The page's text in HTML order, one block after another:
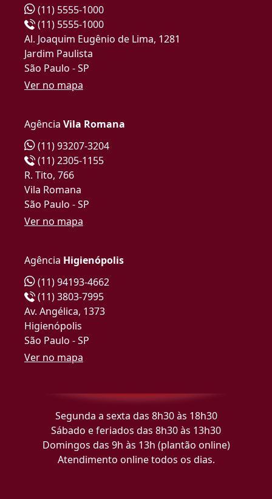
(11) 5555-1000
(11) 5555-1000
Al. Joaquim Eugênio de Lima, 1281
Jardim Paulista
São Paulo - SP
Ver no mapa
Agência Vila Romana
(11) 93207-3204
(11) 2305-1155
R. Tito, 766
Vila Romana
São Paulo - SP
Ver no mapa
Agência Higienópolis
(11) 94193-4662
(11) 3803-7995
Av. Angélica, 1373
Higienópolis
São Paulo - SP
Ver no mapa
Segunda a sexta das 8h30 às 18h30
Sábado e feriados das 8h30 às 13h30
Domingos das 9h às 13h (plantão online)
Atendimento online todos os dias.